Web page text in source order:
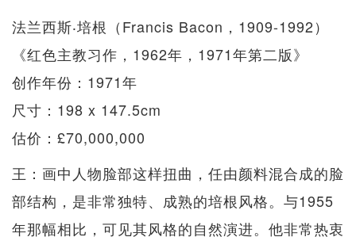
法兰西斯‧培根（Francis Bacon，1909-1992）
《红色主教习作，1962年，1971年第二版》
创作年份：1971年
尺寸：198 x 147.5cm
估价：£70,000,000
王：画中人物脸部这样扭曲，任由颜料混合成的脸
部结构，是非常独特、成熟的培根风格。与1955
年那幅相比，可见其风格的自然演进。他非常热衷